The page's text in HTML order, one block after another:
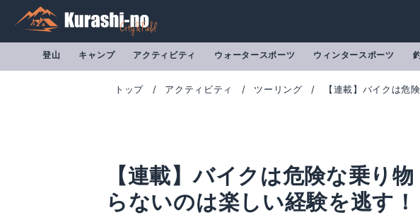
登山 キャンプ アクティビティ ウォータースポーツ ウィンタースポーツ
トップ アクティビティ ツーリング 【連載】バイクは危
【連載】バイクは危険な乗り
らないのは楽しい経験を逃す！